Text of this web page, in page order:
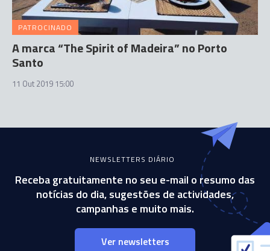
PATROCINADO
A marca “The Spirit of Madeira” no Porto
Santo
11 Out 2019 15:00
NEWSLETTERS DIÁRIO
Receba gratuitamente no seu e-mail o resumo das
notícias do dia, sugestões de actividades,
campanhas e muito mais.
Ver newsletters